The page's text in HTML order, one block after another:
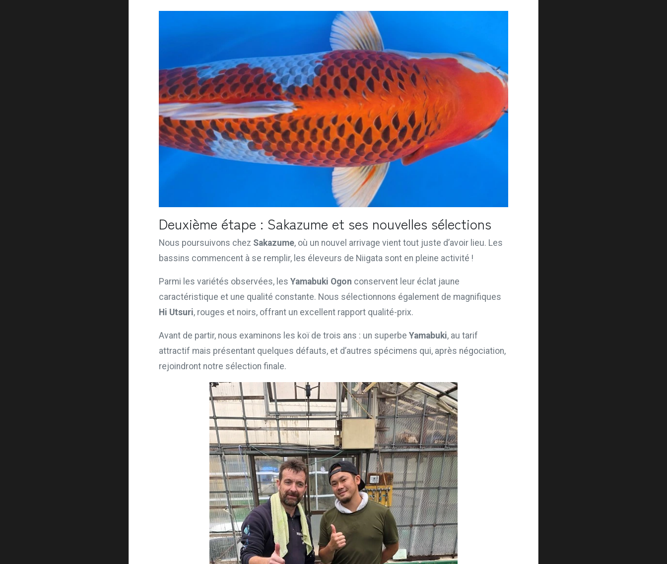
Deuxième étape : Sakazume et ses nouvelles sélections
Nous poursuivons chez Sakazume, où un nouvel arrivage vient tout juste d’avoir lieu. Les
bassins commencent à se remplir, les éleveurs de Niigata sont en pleine activité !
Parmi les variétés observées, les Yamabuki Ogon conservent leur éclat jaune
caractéristique et une qualité constante. Nous sélectionnons également de magnifiques
Hi Utsuri, rouges et noirs, offrant un excellent rapport qualité-prix.
Avant de partir, nous examinons les koï de trois ans : un superbe Yamabuki, au tarif
attractif mais présentant quelques défauts, et d’autres spécimens qui, après négociation,
rejoindront notre sélection finale.